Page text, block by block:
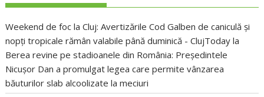
Weekend de foc la Cluj: Avertizările Cod Galben de caniculă și
nopți tropicale rămân valabile până duminică - ClujToday la
Berea revine pe stadioanele din România: Președintele
Nicușor Dan a promulgat legea care permite vânzarea
băuturilor slab alcoolizate la meciuri